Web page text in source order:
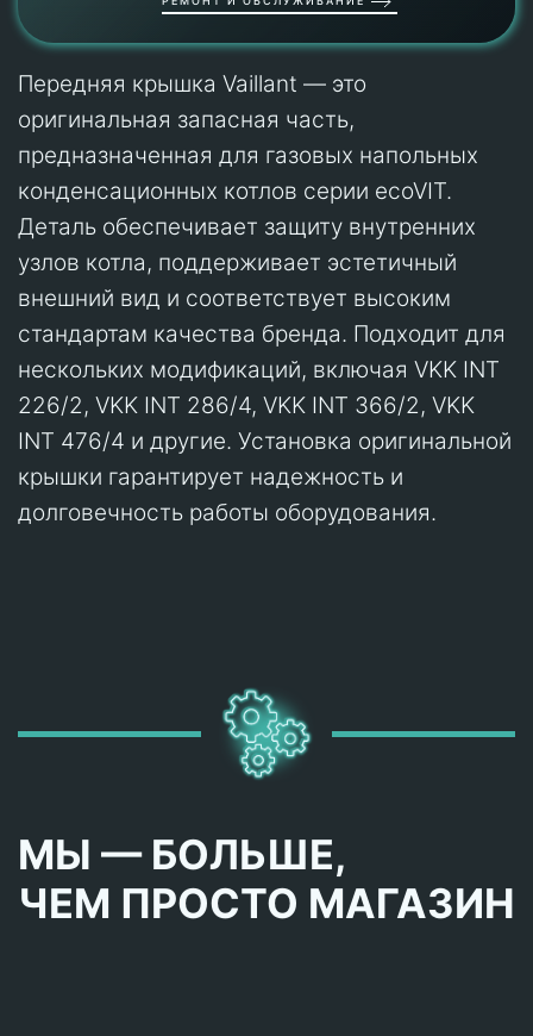
Передняя крышка Vaillant — это
оригинальная запасная часть,
предназначенная для газовых напольных
конденсационных котлов серии ecoVIT.
Деталь обеспечивает защиту внутренних
узлов котла, поддерживает эстетичный
внешний вид и соответствует высоким
стандартам качества бренда. Подходит для
нескольких модификаций, включая VKK INT
226/2, VKK INT 286/4, VKK INT 366/2, VKK
INT 476/4 и другие. Установка оригинальной
крышки гарантирует надежность и
долговечность работы оборудования.
МЫ — БОЛЬШЕ,
ЧЕМ ПРОСТО МАГАЗИН